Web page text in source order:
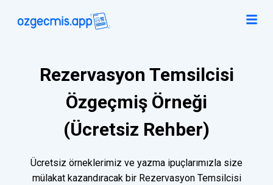
Rezervasyon Temsilcisi
Özgeçmiş Örneği
(Ücretsiz Rehber)
Ücretsiz örneklerimiz ve yazma ipuçlarımızla size
mülakat kazandıracak bir Rezervasyon Temsilcisi